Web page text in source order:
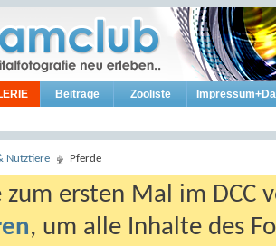
Beiträge Zooliste
Nutztiere Pferde
zum ersten Mal im DCC
, um alle Inhalte des